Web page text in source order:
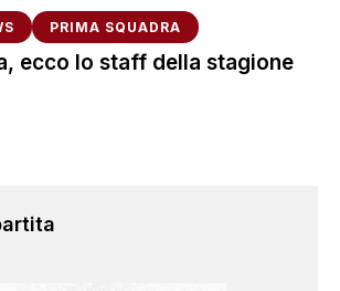
PRIMA SQUADRA
ecco lo staff della stagione